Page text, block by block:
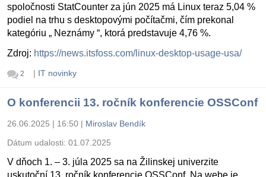
spoločnosti StatCounter za jún 2025 má Linux teraz 5,04 %
podiel na trhu s desktopovými počítačmi, čím prekonal
kategóriu „ Neznámy “, ktorá predstavuje 4,76 %.
Zdroj: https://news.itsfoss.com/linux-desktop-usage-usa/
2 | IT novinky
O konferencii 13. ročník konferencie OSSConf
26.06.2025 | 16:50 | Miroslav Bendík
Dátum udalosti: 01.07.2025
V dňoch 1. – 3. júla 2025 sa na Žilinskej univerzite
uskutoční 13. ročník konferencie OSSConf. Na webe je